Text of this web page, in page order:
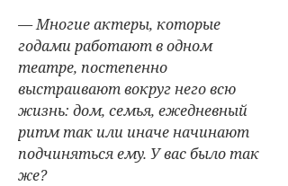
— Многие актеры, которые
годами работают в одном
театре, постепенно
выстраивают вокруг него всю
жизнь: дом, семья, ежедневный
ритм так или иначе начинают
подчиняться ему. У вас было так
же?